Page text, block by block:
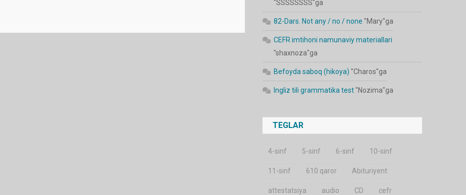
"SSSSSSSS"ga
82-Dars. Not any / no / none "Mary"ga
CEFR imtihoni namunaviy materiallari
"shaxnoza"ga
Befoyda saboq (hikoya) "Charos"ga
Ingliz tili grammatika test"Nozima"ga
TEGLAR
4-sinf 5-sinf 6-sinf 10-sinf
11-sinf 610 qaror Abituriyent
attestatsiya audio CD cefr